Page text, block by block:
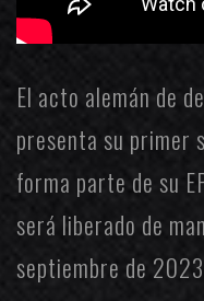
El acto alemán de
presenta su primer
forma parte de su
será liberado de
septiembre de